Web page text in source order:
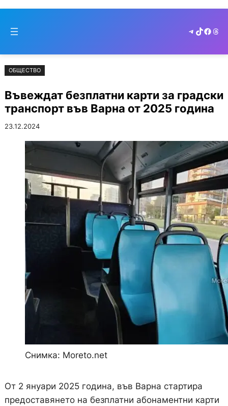
съдържанието
to
Telegram
TikTok
ОБЩЕСТВО
Въвеждат безплатни карти за градски
транспорт във Варна от 2025 година
23.12.2024
Снимка: Moreto.net
От 2 януари 2025 година, във Варна стартира
предоставянето на безплатни абонаментни карти